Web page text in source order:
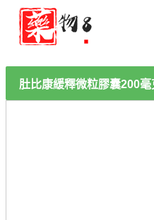
肚比康緩釋微粒膠囊200